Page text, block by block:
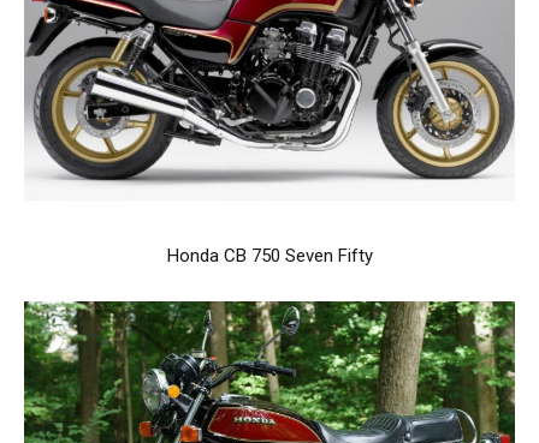
Honda CB 750 Seven Fifty